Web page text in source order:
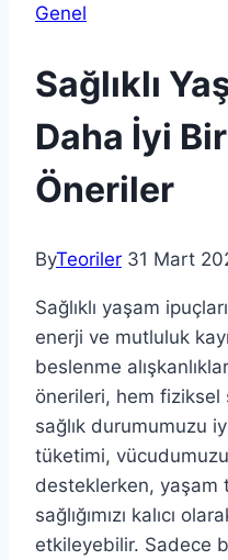
Genel
Sağlıklı
Daha İyi
Öneriler
ByTeoriler 31 Mart
Sağlıklı yaşam
enerji ve mutluluk
beslenme
önerileri, hem fiziksel
sağlık durumumuzu
tüketimi,
desteklerken, yaşam
sağlığımızı kalıcı
etkileyebilir. Sadece